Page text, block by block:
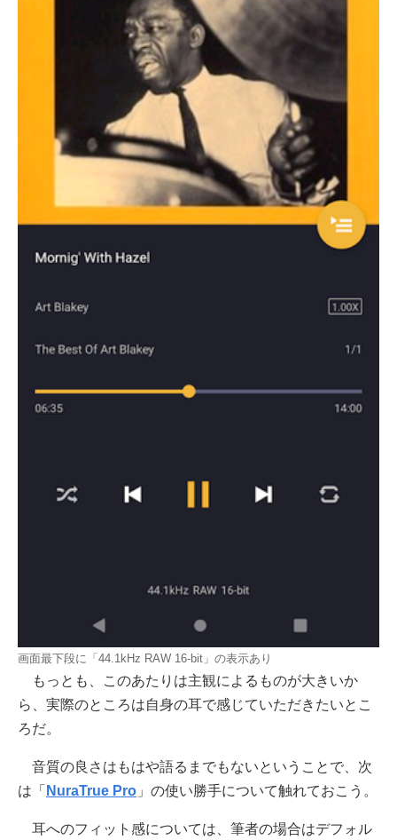
画面最下段に「44.1kHz RAW 16-bit」の表示あり
もっとも、このあたりは主観によるものが大きいか
ら、実際のところは自身の耳で感じていただきたいとこ
ろだ。
音質の良さはもはや語るまでもないということで、次
は「 NuraTrue Pro 」の使い勝手について触れておこう。
耳へのフィット感については、筆者の場合はデフォル